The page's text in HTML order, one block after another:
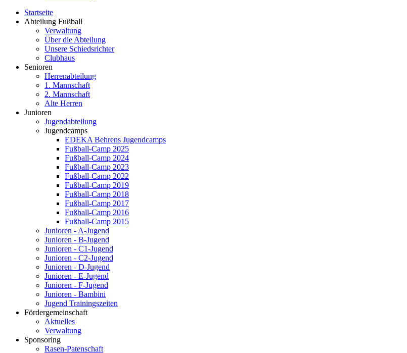
Startseite
Abteilung Fußball
Verwaltung
Über die Abteilung
Unsere Schiedsrichter
Clubhaus
Senioren
Herrenabteilung
1. Mannschaft
2. Mannschaft
Alte Herren
Junioren
Jugendabteilung
Jugendcamps
EDEKA Behrens Jugendcamps
Fußball-Camp 2025
Fußball-Camp 2024
Fußball-Camp 2023
Fußball-Camp 2022
Fußball-Camp 2019
Fußball-Camp 2018
Fußball-Camp 2017
Fußball-Camp 2016
Fußball-Camp 2015
Junioren - A-Jugend
Junioren - B-Jugend
Junioren - C1-Jugend
Junioren - C2-Jugend
Junioren - D-Jugend
Junioren - E-Jugend
Junioren - F-Jugend
Junioren - Bambini
Jugend Trainingszeiten
Fördergemeinschaft
Aktuelles
Verwaltung
Sponsoring
Rasen-Patenschaft